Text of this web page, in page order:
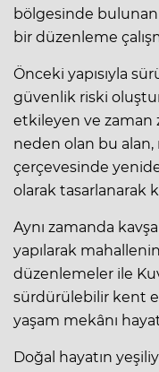
bölgesinde
bir düzenleme
Önceki yapısıyla
güvenlik riski
etkileyen ve zaman
neden olan bu alan,
çerçevesinde
olarak tasarlanarak
Aynı zamanda
yapılarak
düzenlemeler ile
sürdürülebilir kent
yaşam mekânı
Doğal hayatın